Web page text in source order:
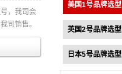
，我司会
司销售。
美国1号品牌选型
英国2号品牌选型
日本5号品牌选型